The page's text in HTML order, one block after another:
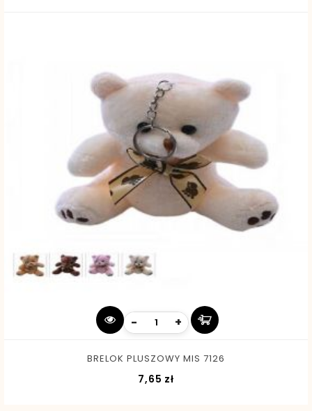
- +
BRELOK PLUSZOWY MIS 7126
7,65 zł